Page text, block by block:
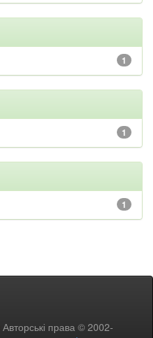
1
1
1
Авторські права © 2002-